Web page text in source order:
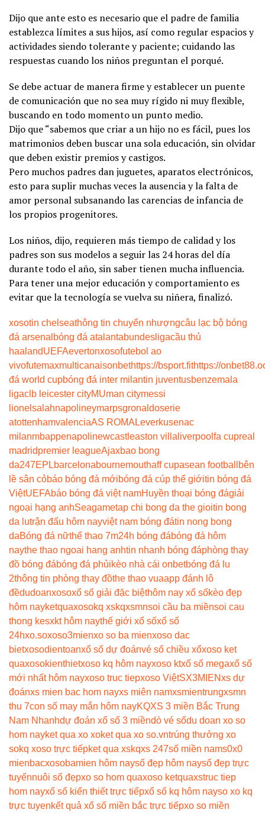
Dijo que ante esto es necesario que el padre de familia
establezca límites a sus hijos, así como regular espacios y
actividades siendo tolerante y paciente; cuidando las
respuestas cuando los niños preguntan el porqué.
Se debe actuar de manera firme y establecer un puente
de comunicación que no sea muy rígido ni muy flexible,
buscando en todo momento un punto medio.
Dijo que “sabemos que criar a un hijo no es fácil, pues los
matrimonios deben buscar una sola educación, sin olvidar
que deben existir premios y castigos.
Pero muchos padres dan juguetes, aparatos electrónicos,
esto para suplir muchas veces la ausencia y la falta de
amor personal subsanando las carencias de infancia de
los propios progenitores.
Los niños, dijo, requieren más tiempo de calidad y los
padres son sus modelos a seguir las 24 horas del día
durante todo el año, sin saber tienen mucha influencia.
Para tener una mejor educación y comportamiento es
evitar que la tecnología se vuelva su niñera, finalizó.
xosotin chelseathông tin chuyển nhượngcâu lạc bộ bóng
đá arsenal bóng đá atalantabundesligacầu thủ
haalandUEFAevertonxosofutebol ao
vivofutemaxmulticanaisonbethttps://bsport.fithttps://
đá world cupbóng đá inter milantin juventusbenzema la
ligaclb leicester cityMUman citymessi
lionel salahnapolineymarpsgronaldoserie
atottenhamvalenciaAS ROMA Leverkusenac
milanmbappenapolinewcastleaston villa liverpool fa cupreal
madridpremier leagueAjaxbao bong
da247EPLbarcelonabournemouthaff cupasean football
bên
lề sân cỏbáo bóng đá mớibóng đá cúp thế giớitin bóng đá
ViệtUEFAbáo bóng đá việt namHuyền thoại bóng đágiải
ngoại hạng anhSeagametap chi bong da the gioitin bong
da lutrận đấu hôm nayviệt nam bóng đátin nong bong
daBóng đá nữthể thao 7m24h bóng đábóng đá hôm
naythe thao ngoai hang anhtin nhanh bóng đáphòng thay
đồ bóng đábóng đá phủikèo nhà cái onbetbóng đá lu
2thông tin phòng thay đồthe thao vuaapp đánh lô
đềdudoanxosoxổ số giải đặc biệthôm nay xổ sốkèo đẹp
hôm nayketquaxosokq xskqxsmnsoi cầu ba miềnsoi cau
thong kesxkt hôm naythế giới xổ sốxổ số
24hxo.soxoso3mienxo so ba mienxoso dac
bietxosodientoanxổ số dự đoánvé số chiều xổxoso ket
quaxosokienthietxoso kq hôm nayxoso ktxổ số megaxổ số
mới nhất hôm nayxoso truc tiepxoso ViệtSX3MIENxs dự
đoánxs mien bac hom nayxs miên namxsmientrungxsmn
thu 7con số may mắn hôm nayKQXS 3 miền Bắc Trung
Nam Nhanhdự đoán xổ số 3 miềndò vé sốdu doan xo so
hom nayket qua xo xoket qua xo so.vntrúng thưởng xo
sokq xoso trực tiếpket qua xskqxs 247số miền nams0x0
mienbacxosobamien hôm naysố đẹp hôm naysố đẹp trực
tuyếnnuôi số đẹpxo so hom quaxoso ketquaxstruc tiep
hom nayxổ số kiến thiết trực tiếpxổ số kq hôm nayso xo kq
trực tuyenkết quả xổ số miền bắc trực tiếpxo so miền